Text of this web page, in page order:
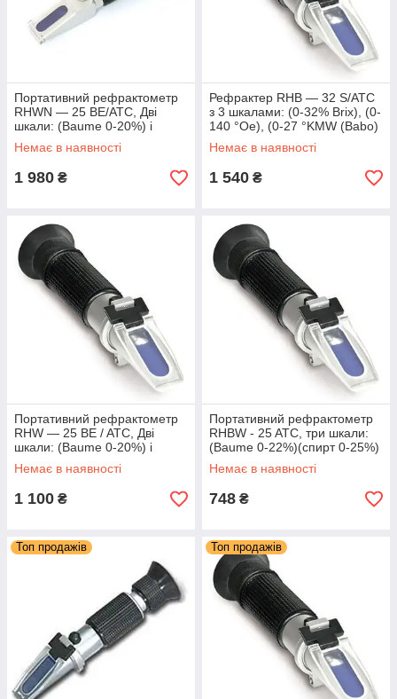
приладу можна виміряти вміст спирту і цукру в будь-якому
алкогольному напої і перевірити його якість.
Портативний рефрактометр
RHWN — 25 BE/ATC, Дві
шкали: (Baume 0-20%) і
(спирт 0-25%)
Немає в наявності
1 980 ₴
Рефрактер RHB — 32 S/ATC
з 3 шкалами: (0-32% Brix), (0-
140 °Oe), (0-27 °KMW (Babo)
Немає в наявності
1 540 ₴
Портативний рефрактометр
RHW — 25 BE / ATC, Дві
шкали: (Baume 0-20%) і
(спирт 0-25%)
Немає в наявності
1 100 ₴
Портативний рефрактометр
RHBW - 25 ATC, три шкали:
(Baume 0-22%)(спирт 0-25%)
(Brix 0-40%) З КЕЙСОМ
Немає в наявності
748 ₴
Топ продажів Топ продажів